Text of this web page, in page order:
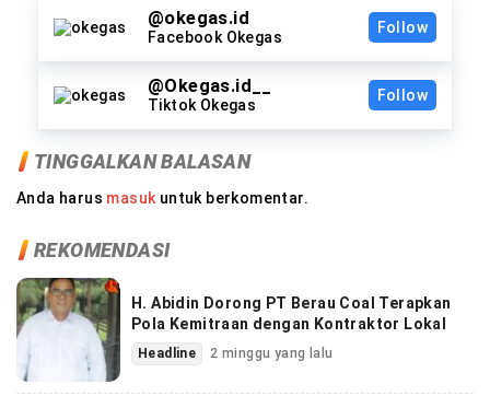
@okegas.id
Facebook Okegas
Follow
@Okegas.id__
Tiktok Okegas
Follow
TINGGALKAN BALASAN
Anda harus masuk untuk berkomentar.
REKOMENDASI
H. Abidin Dorong PT Berau Coal Terapkan
Pola Kemitraan dengan Kontraktor Lokal
Headline 2 minggu yang lalu